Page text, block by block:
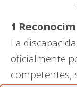
1
La
oficialmente
competentes,